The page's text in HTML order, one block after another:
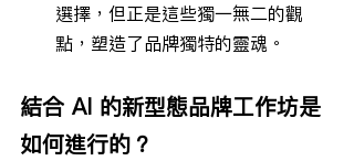
選擇，但正是這些獨一無二的觀
點，塑造了品牌獨特的靈魂。
結合 AI 的新型態品牌工作坊是
如何進行的？